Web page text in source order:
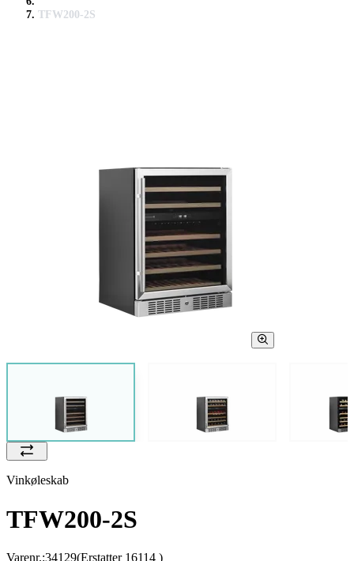
TFW200-2S
Vinkøleskab
TFW200-2S
Varenr.:34129(Erstatter 16114 )